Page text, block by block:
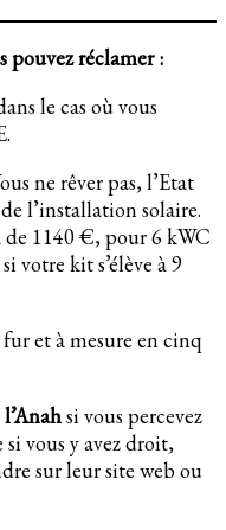
pouvez réclamer :
le cas où vous
ne rêver pas, l’Etat
l’installation solaire.
de 1140 €, pour 6 kWC
votre kit s’élève à 9
et à mesure en cinq
si vous percevez
vous y avez droit,
sur leur site web ou